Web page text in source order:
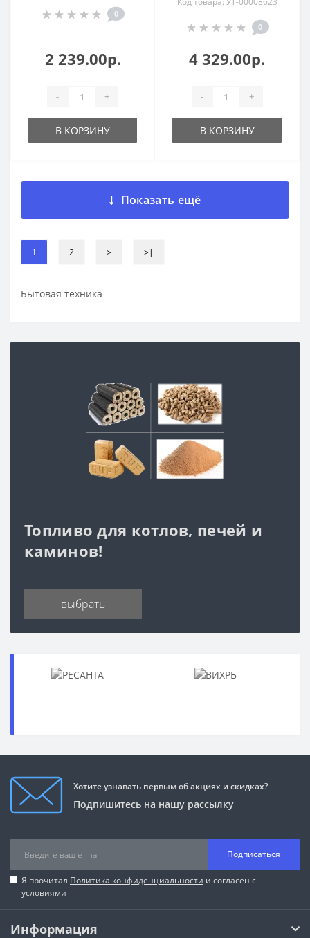
0
2 239.00р.
- +
В КОРЗИНУ
0
4 329.00р.
- +
В КОРЗИНУ
Показать ещё
1 2 > >|
Бытовая техника
Топливо для котлов, печей и
каминов!
выбрать
Хотите узнавать первым об акциях и скидках?
Подпишитесь на нашу рассылку
Подписаться
Я прочитал Политика конфиденциальности и согласен с
условиями
Информация